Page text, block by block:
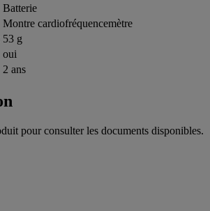
Batterie
Montre cardiofréquencemètre
53 g
oui
2 ans
pour consulter les documents disponibles.